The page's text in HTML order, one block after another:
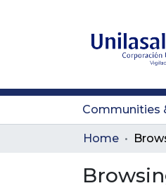
Communities
Home